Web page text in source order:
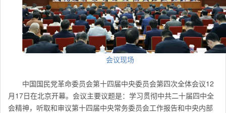
会议现场
中国国民党革命委员会第十四届中央委员会第四次全体会议12
月17日在北京开幕。会议主要议题是：学习贯彻中共二十届四中全
会精神，听取和审议第十四届中央常务委员会工作报告和中央内部